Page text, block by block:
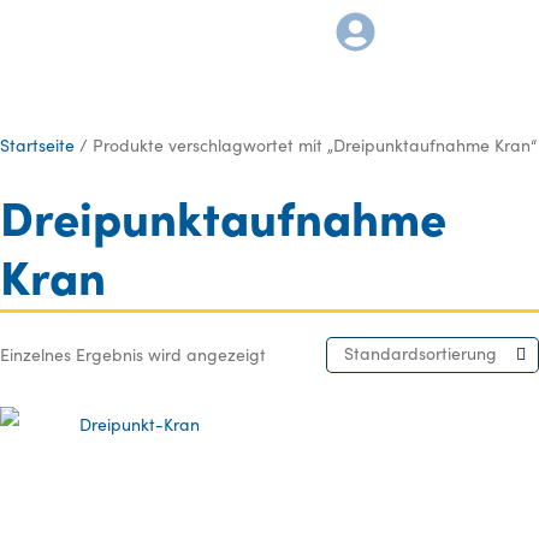
Startseite / Produkte verschlagwortet mit „Dreipunktaufnahme Kran“
Dreipunktaufnahme
Kran
Einzelnes Ergebnis wird angezeigt Standardsortierung